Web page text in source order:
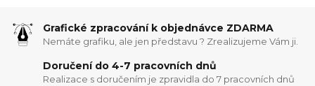
Grafické zpracování k objednávce ZDARMA
Nemáte grafiku, ale jen představu ? Zrealizujeme Vám ji.
Doručení do 4-7 pracovních dnů
Realizace s doručením je zpravidla do 7 pracovních dnů